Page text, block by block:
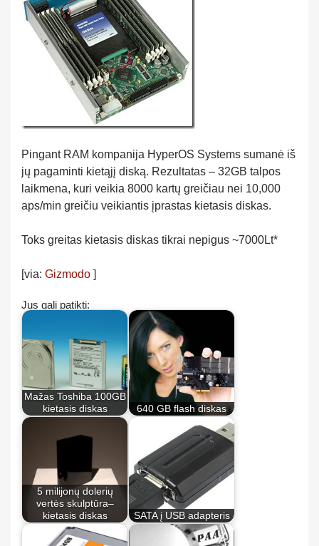
Pingant RAM kompanija HyperOS Systems sumanė iš
jų pagaminti kietąjį diską. Rezultatas – 32GB talpos
laikmena, kuri veikia 8000 kartų greičiau nei 10,000
aps/min greičiu veikiantis įprastas kietasis diskas.
Toks greitas kietasis diskas tikrai nepigus ~7000Lt*
[via: Gizmodo ]
Jus gali patikti:
Mažas Toshiba 100GB
kietasis diskas
640 GB flash diskas
5 milijonų dolerių
vertės skulptūra–
kietasis diskas
SATA į USB adapteris